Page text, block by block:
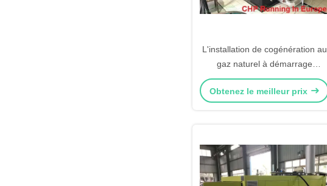
L'installation de cogénération au
gaz naturel à démarrage
électrique 50 Hz 200 kW
Obtenez le meilleur prix